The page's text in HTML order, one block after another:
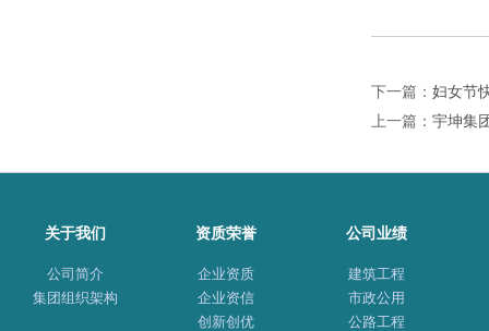
下一篇： 妇女节
上一篇： 宇坤集
关于我们
公司简介
集团组织架构
资质荣誉
企业资质
企业资信
创新创优
公司业绩
建筑工程
市政公用
公路工程